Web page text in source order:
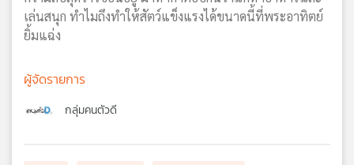
แผนที่
วิทยุ
เล่นสนุก ทำไมถึงทำให้สัตว์แข็งแรงได้ขนาดนี้ที่พระอาทิตย์
ยิ้มแฉ่ง
ผู้จัดรายการ
กลุ่มคนตัวดี